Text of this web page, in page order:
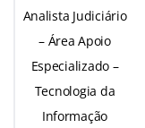
Analista Judiciário
– Área Apoio
Especializado –
Tecnologia da
Informação